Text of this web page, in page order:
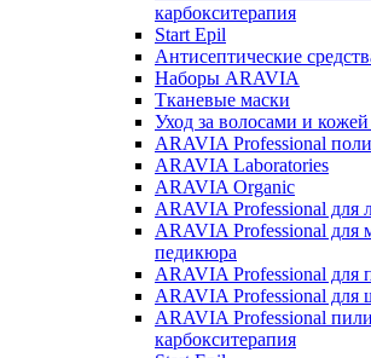
карбокситерапия
Start Epil
Антисептические
Наборы ARAVIA
Тканевые маски
Уход за волосами и
ARAVIA Professional
ARAVIA Laboratories
ARAVIA Organic
ARAVIA Professional для
ARAVIA Professional для
педикюра
ARAVIA Professional для
ARAVIA Professional для
ARAVIA Professional
карбокситерапия